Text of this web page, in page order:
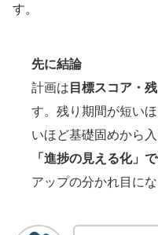
す。
先に結論
計画は目標スコア・
す。残り期間が短い
いほど基礎固めから入
「進捗の見える化」
アップの分かれ目にな